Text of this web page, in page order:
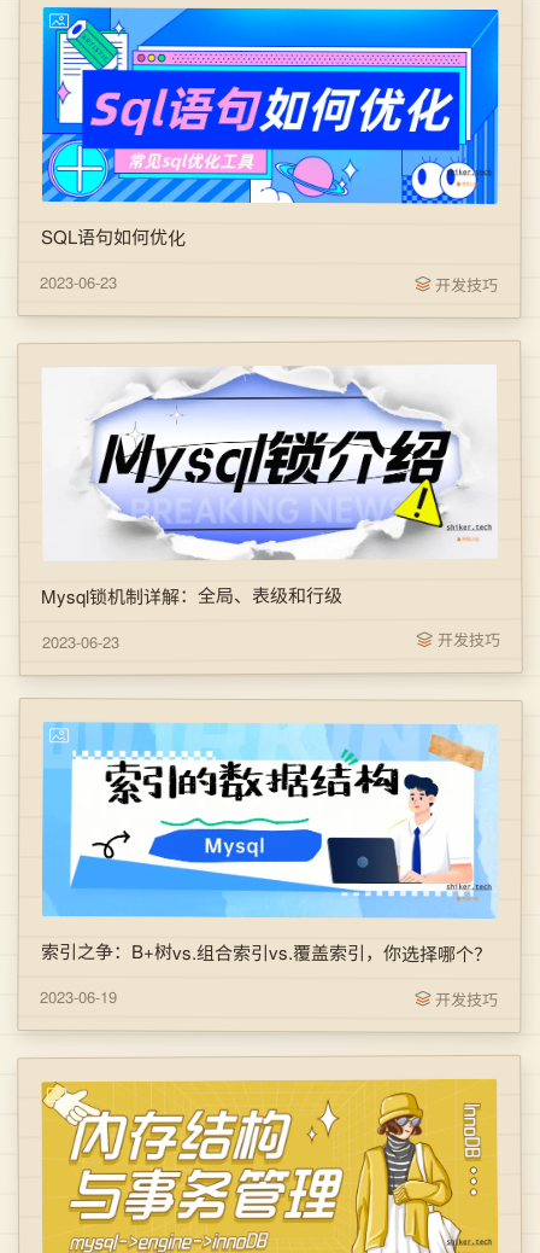
SQL语句如何优化
2023-06-23 开发技巧
Mysql锁机制详解：全局、表级和行级
2023-06-23 开发技巧
索引之争：B+树vs.组合索引vs.覆盖索引，你选择哪个？
2023-06-19 开发技巧